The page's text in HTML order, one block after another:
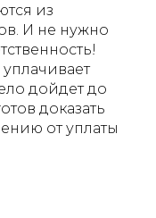
из
И не нужно
дойдет до
доказать
от уплаты